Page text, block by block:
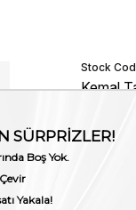
Stock
Kemal
Deri
We